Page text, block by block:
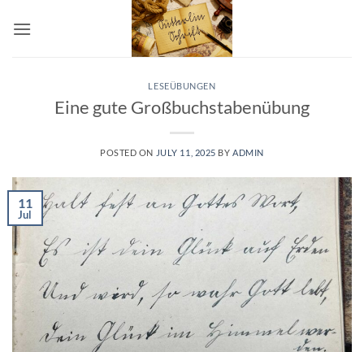
LESEÜBUNGEN
Eine gute Großbuchstabenübung
POSTED ON JULY 11, 2025 BY ADMIN
11
Jul